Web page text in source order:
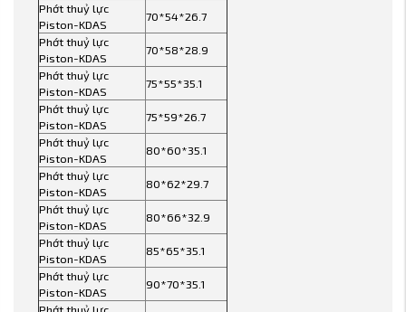
Phớt thuỷ lực
Piston-KDAS
70*54*26.7
Phớt thuỷ lực
Piston-KDAS
70*58*28.9
Phớt thuỷ lực
Piston-KDAS
75*55*35.1
Phớt thuỷ lực
Piston-KDAS
75*59*26.7
Phớt thuỷ lực
Piston-KDAS
80*60*35.1
Phớt thuỷ lực
Piston-KDAS
80*62*29.7
Phớt thuỷ lực
Piston-KDAS
80*66*32.9
Phớt thuỷ lực
Piston-KDAS
85*65*35.1
Phớt thuỷ lực
Piston-KDAS
90*70*35.1